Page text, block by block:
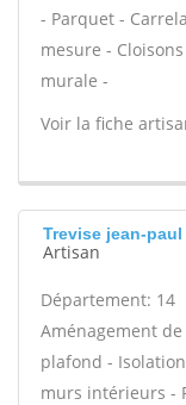
- Parquet -
mesure -
murale -
Voir la fiche
Trevise jean-
Artisan
Département: 14
Aménagement
plafond -
murs intérieurs -